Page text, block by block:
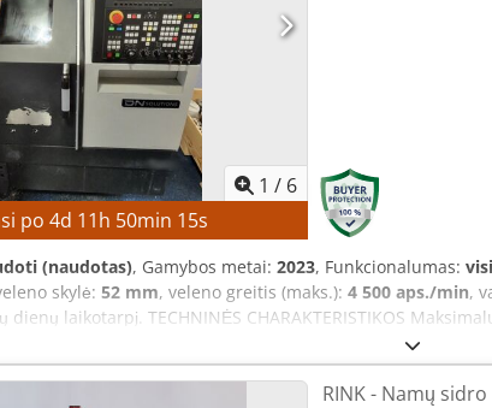
1 / 6
po4d 11h 50min 14s
(naudotas), Gamybos metai: 2023, Funkcionalumas:
skylė: 52 mm, veleno greitis (maks.): 4 500 aps./min,
laikotarpį. TECHNINĖS CHARAKTERISTIKOS
apie 300 mm Velenos angos skersmuo: apie 52 mm
MAŠINOS CHARAKTERISTIKOS Valdymo sistema:
eksploatavimo valandos: apie 4 300 val. Įtampa:
RINK - Namų